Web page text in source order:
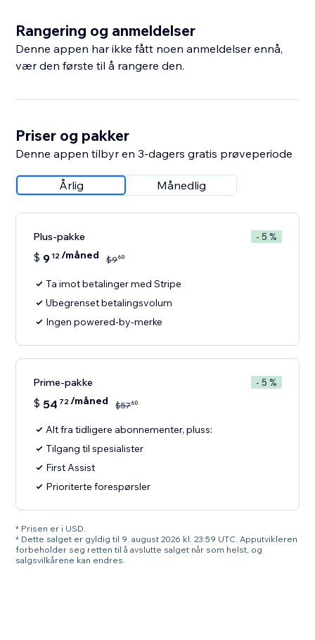
Rangering og anmeldelser
Denne appen har ikke fått noen anmeldelser ennå,
vær den første til å rangere den.
Priser og pakker
Denne appen tilbyr en 3-dagers gratis prøveperiode
Årlig Månedlig
Plus-pakke - 5 %
$ 9 12/måned $960
Ta imot betalinger med Stripe
Ubegrenset betalingsvolum
Ingen powered-by-merke
Prime-pakke - 5 %
$ 54 72/måned $5760
Alt fra tidligere abonnementer, pluss:
Tilgang til spesialister
First Assist
Prioriterte forespørsler
* Prisen er i USD.
* Dette salget er gyldig til 9. august 2026 kl. 23:59 UTC. Apputvikleren
forbeholder seg retten til å avslutte salget når som helst, og
salgsvilkårene kan endres.